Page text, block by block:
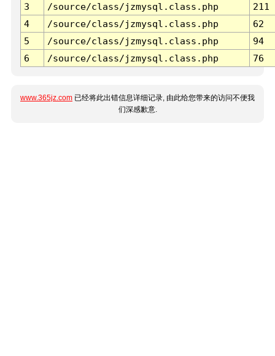
3 /source/class/jzmysql.class.php
211
4
/source/class/jzmysql.class.php
62
5
/source/class/jzmysql.class.php
94
6
/source/class/jzmysql.class.php 76
www.365jz.com 已经将此出错信息详细记录, 由此给您带来的访问不便我
们深感歉意.